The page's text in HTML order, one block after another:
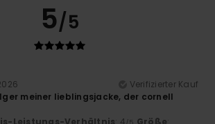
5/5
Verifizierter Kauf
meiner lieblingsjacke, der cornell
Leistungs-Verhältnis: 4 /5 Größe: